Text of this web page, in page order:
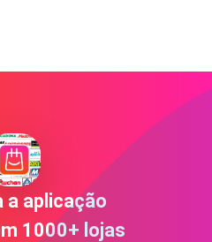
a aplicação
1000+ lojas